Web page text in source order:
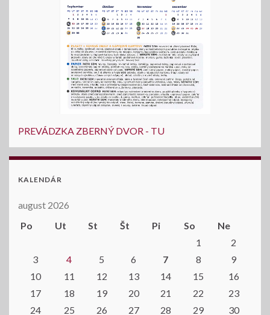
PREVÁDZKA ZBERNÝ DVOR - TU
KALENDÁR
august 2026
Po
Ut St Št Pi So
Ne
1
2
3
4 5 6 7 8
9
10
11 12 13 14 15
16
17
18 19 20 21 22
23
24
25 26 27 28 29 30